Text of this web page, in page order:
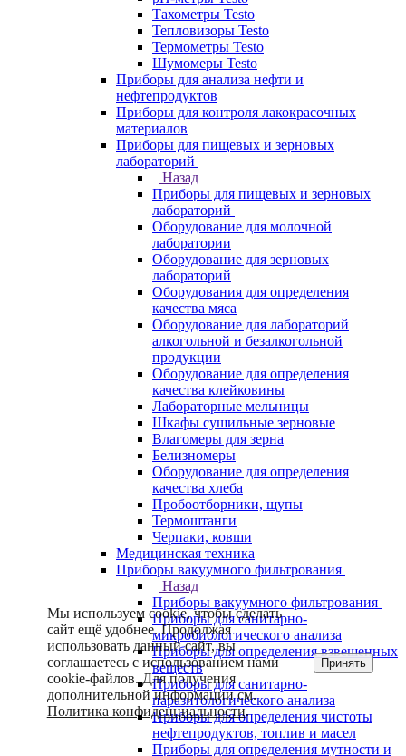
Тахометры Testo
Тепловизоры Testo
Термометры Testo
Шумомеры Testo
Приборы для анализа нефти и
нефтепродуктов
Приборы для контроля лакокрасочных
материалов
Приборы для пищевых и зерновых
лабораторий
Назад
Приборы для пищевых и зерновых
лабораторий
Оборудование для молочной
лаборатории
Оборудование для зерновых
лабораторий
Оборудования для определения
качества мяса
Оборудование для лабораторий
алкогольной и безалкогольной
продукции
Оборудование для определения
качества клейковины
Лабораторные мельницы
Шкафы сушильные зерновые
Влагомеры для зерна
Белизномеры
Оборудование для определения
качества хлеба
Пробоотборники, щупы
Термоштанги
Черпаки, ковши
Медицинская техника
Приборы вакуумного фильтрования
Назад
Приборы вакуумного фильтрования
Приборы для санитарно-
микробиологического анализа
Приборы для определения взвешенных
веществ
Приборы для санитарно-
паразитологического анализа
Приборы для определения чистоты
нефтепродуктов, топлив и масел
Приборы для определения мутности и
Мы используем cookie, чтобы сделать
сайт ещё удобнее. Продолжая
использовать данный сайт, вы
соглашаетесь с использованием нами
cookie-файлов. Для получения
дополнительной информации см.
Политика конфиденциальности.
Принять